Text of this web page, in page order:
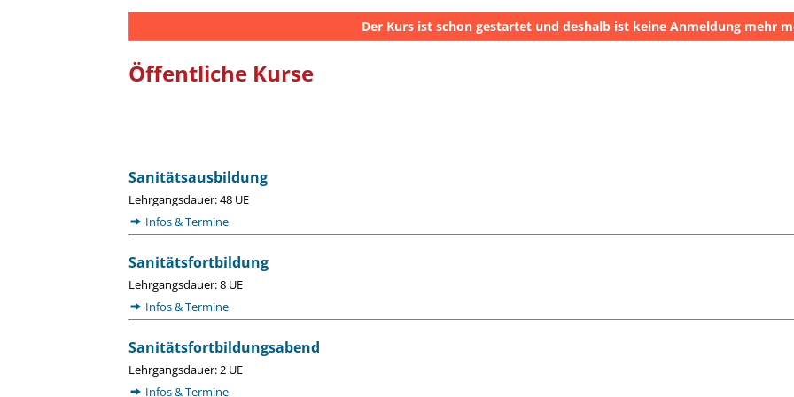
Der Kurs ist schon gestartet und deshalb ist keine Anmeldung mehr
Öffentliche Kurse
Sanitätsausbildung
Lehrgangsdauer: 48 UE
Infos & Termine
Sanitätsfortbildung
Lehrgangsdauer: 8 UE
Infos & Termine
Sanitätsfortbildungsabend
Lehrgangsdauer: 2 UE
Infos & Termine